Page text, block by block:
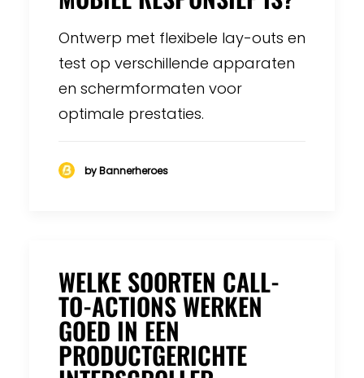
Ontwerp met flexibele lay-outs en
test op verschillende apparaten
en schermformaten voor
optimale prestaties.
by Bannerheroes
WELKE SOORTEN CALL-
TO-ACTIONS WERKEN
GOED IN EEN
PRODUCTGERICHTE